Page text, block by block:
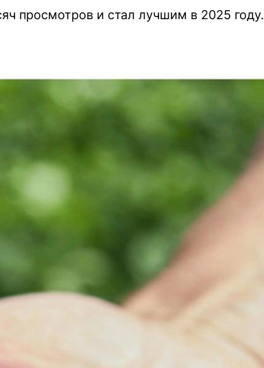
просмотров и стал лучшим в 2025 году.